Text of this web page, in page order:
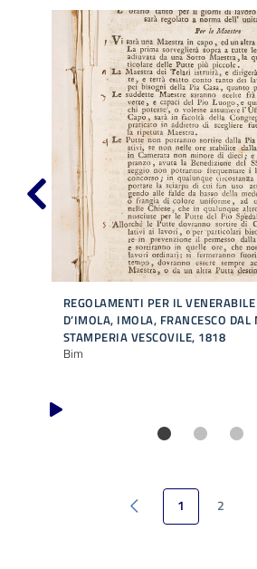
Catalogo
on line
bibliotecarioREGOLAMENTI PER IL
D’IMOLA, IMOLA, FRANCESCO DAL
STAMPERIA VESCOVILE, 1818
Bim
Pagina precedente
1 2